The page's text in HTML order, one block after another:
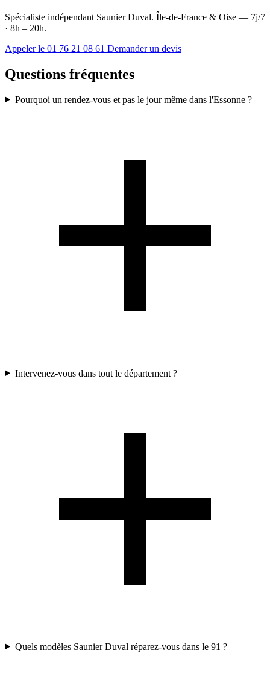
Spécialiste indépendant Saunier Duval. Île-de-France & Oise — 7j/7
· 8h – 20h.
Appeler le 01 76 21 08 61 Demander un devis
Questions fréquentes
Pourquoi un rendez-vous et pas le jour même dans l'Essonne ?
Intervenez-vous dans tout le département ?
Quels modèles Saunier Duval réparez-vous dans le 91 ?